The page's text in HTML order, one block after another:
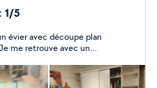
1/5
dit que le robinet neuf
sont bas la qualité aussi